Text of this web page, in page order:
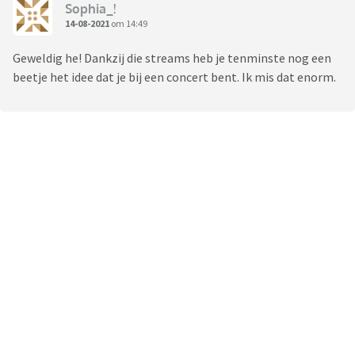
Sophia_!
14-08-2021 om 14:49
Geweldig he! Dankzij die streams heb je tenminste nog een
beetje het idee dat je bij een concert bent. Ik mis dat enorm.